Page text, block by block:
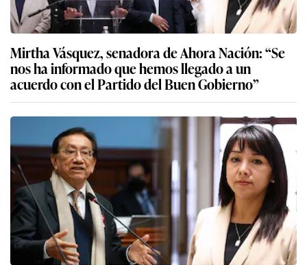
Mirtha Vásquez, senadora de Ahora Nación: “Se
nos ha informado que hemos llegado a un
acuerdo con el Partido del Buen Gobierno”